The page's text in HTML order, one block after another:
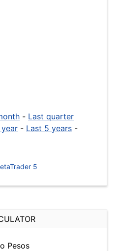
- Last quarter
- Last 5 years -
5
Pesos